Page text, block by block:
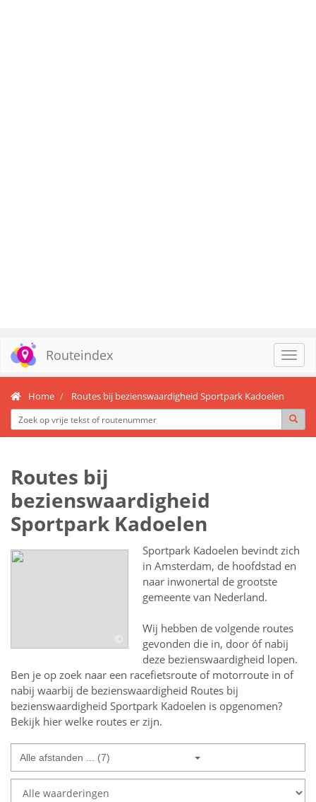
Routeindex
Home Routes bij bezienswaardigheid Sportpark Kadoelen
Routes bij
bezienswaardigheid
Sportpark Kadoelen
©
Sportpark Kadoelen bevindt zich
in Amsterdam, de hoofdstad en
naar inwonertal de grootste
gemeente van Nederland.
Wij hebben de volgende routes
gevonden die in, door óf nabij
deze bezienswaardigheid lopen.
Ben je op zoek naar een racefietsroute of motorroute in of
nabij waarbij de bezienswaardigheid Routes bij
bezienswaardigheid Sportpark Kadoelen is opgenomen?
Bekijk hier welke routes er zijn.
Alle afstanden ... (7)